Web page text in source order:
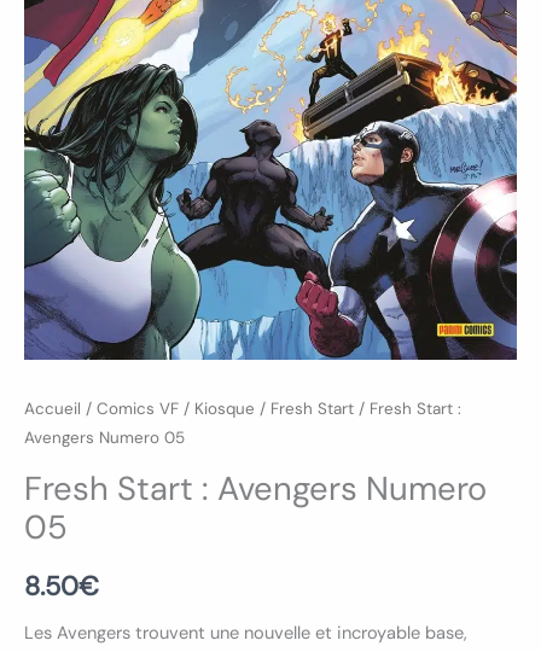
Accueil / Comics VF / Kiosque / Fresh Start / Fresh Start :
Avengers Numero 05
Fresh Start : Avengers Numero
05
8.50€
Les Avengers trouvent une nouvelle et incroyable base,